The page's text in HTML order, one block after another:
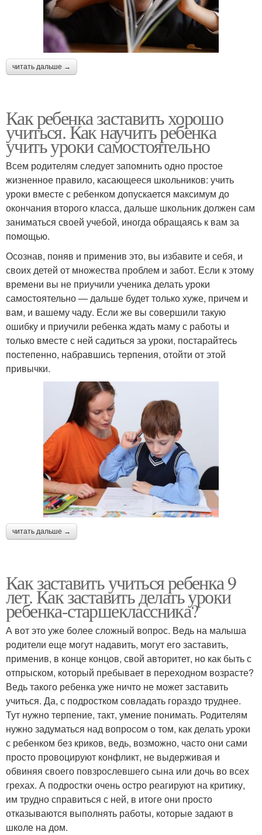
читать дальше →
Как ребенка заставить хорошо
учиться. Как научить ребенка
учить уроки самостоятельно
Всем родителям следует запомнить одно простое
жизненное правило, касающееся школьников: учить
уроки вместе с ребенком допускается максимум до
окончания второго класса, дальше школьник должен сам
заниматься своей учебой, иногда обращаясь к вам за
помощью.
Осознав, поняв и применив это, вы избавите и себя, и
своих детей от множества проблем и забот. Если к этому
времени вы не приучили ученика делать уроки
самостоятельно — дальше будет только хуже, причем и
вам, и вашему чаду. Если же вы совершили такую
ошибку и приучили ребенка ждать маму с работы и
только вместе с ней садиться за уроки, постарайтесь
постепенно, набравшись терпения, отойти от этой
привычки.
читать дальше →
Как заставить учиться ребенка 9
лет. Как заставить делать уроки
ребенка-старшеклассника?
А вот это уже более сложный вопрос. Ведь на малыша
родители еще могут надавить, могут его заставить,
применив, в конце концов, свой авторитет, но как быть с
отпрыском, который пребывает в переходном возрасте?
Ведь такого ребенка уже ничто не может заставить
учиться. Да, с подростком совладать гораздо труднее.
Тут нужно терпение, такт, умение понимать. Родителям
нужно задуматься над вопросом о том, как делать уроки
с ребенком без криков, ведь, возможно, часто они сами
просто провоцируют конфликт, не выдерживая и
обвиняя своего повзрослевшего сына или дочь во всех
грехах. А подростки очень остро реагируют на критику,
им трудно справиться с ней, в итоге они просто
отказываются выполнять работы, которые задают в
школе на дом.